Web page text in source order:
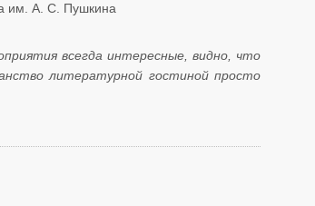
им. А. С. Пушкина
всегда интересные, видно, что
литературной гостиной просто